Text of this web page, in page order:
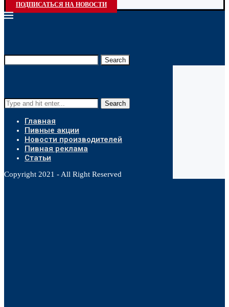
ПОДПИСАТЬСЯ НА НОВОСТИ
Search
Search
Главная
Пивные акции
Новости производителей
Пивная реклама
Статьи
Copyright 2021 - All Right Reserved